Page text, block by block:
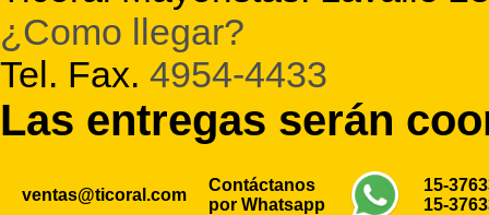
¿Como llegar?
Tel. Fax. 4954-4433
Las entregas serán
ventas@ticoral.com
Contáctanos
por Whatsapp
15-
15-